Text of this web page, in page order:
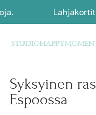
Lahjakortit
Syksyinen
Espoossa